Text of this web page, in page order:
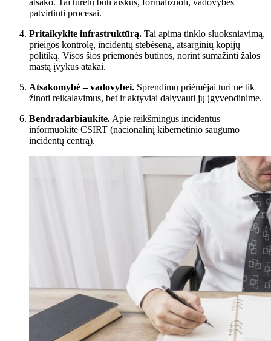
patvirtinti procesai.
Pritaikykite infrastruktūrą. Tai apima tinklo sluoksniavimą,
prieigos kontrolę, incidentų stebėseną, atsarginių kopijų
politiką. Visos šios priemonės būtinos, norint sumažinti žalos
mastą įvykus atakai.
Atsakomybė – vadovybei. Sprendimų priėmėjai turi ne tik
žinoti reikalavimus, bet ir aktyviai dalyvauti jų įgyvendinime.
Bendradarbiaukite. Apie reikšmingus incidentus
informuokite CSIRT (nacionalinį kibernetinio saugumo
incidentų centrą).